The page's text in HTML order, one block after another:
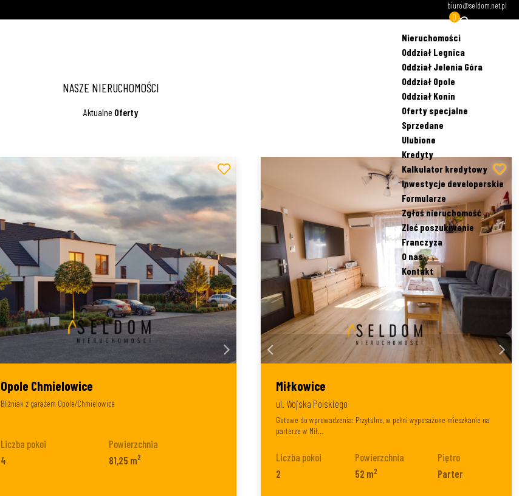
biuro@seldom.net.pl
0
Nieruchomości
Oddział Legnica
Oddział Jelenia Góra
Oddział Opole
Oddział Konin
Oferty specjalne
Sprzedane
Ulubione
Kredyty
Kalkulator kredytowy
Inwestycje developerskie
Formularze
Zgłoś nieruchomość
Zleć poszukiwanie
Franczyza
O nas
Kontakt
NASZE NIERUCHOMOŚCI
Aktualne Oferty
Opole Chmielowice
Bliźniak z garażem Opole/Chmielowice
Liczba pokoi
4
Powierzchnia
81,25 m2
Miłkowice
ul. Wojska Polskiego
Gotowe do wprowadzenia: Przytulne, w pełni wyposażone mieszkanie na
parterze w Mił…
Liczba pokoi
2
Powierzchnia
52 m2
Piętro
Parter